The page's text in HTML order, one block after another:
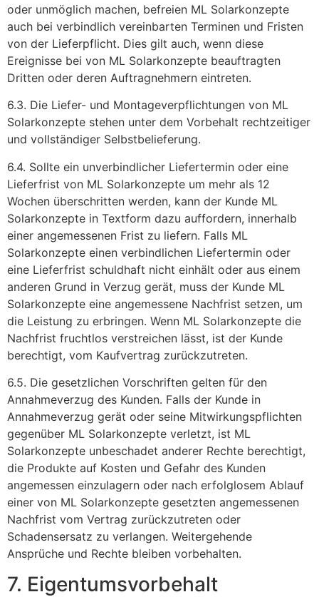
oder unmöglich machen, befreien ML Solarkonzepte
auch bei verbindlich vereinbarten Terminen und Fristen
von der Lieferpflicht. Dies gilt auch, wenn diese
Ereignisse bei von ML Solarkonzepte beauftragten
Dritten oder deren Auftragnehmern eintreten.
6.3. Die Liefer- und Montageverpflichtungen von ML
Solarkonzepte stehen unter dem Vorbehalt rechtzeitiger
und vollständiger Selbstbelieferung.
6.4. Sollte ein unverbindlicher Liefertermin oder eine
Lieferfrist von ML Solarkonzepte um mehr als 12
Wochen überschritten werden, kann der Kunde ML
Solarkonzepte in Textform dazu auffordern, innerhalb
einer angemessenen Frist zu liefern. Falls ML
Solarkonzepte einen verbindlichen Liefertermin oder
eine Lieferfrist schuldhaft nicht einhält oder aus einem
anderen Grund in Verzug gerät, muss der Kunde ML
Solarkonzepte eine angemessene Nachfrist setzen, um
die Leistung zu erbringen. Wenn ML Solarkonzepte die
Nachfrist fruchtlos verstreichen lässt, ist der Kunde
berechtigt, vom Kaufvertrag zurückzutreten.
6.5. Die gesetzlichen Vorschriften gelten für den
Annahmeverzug des Kunden. Falls der Kunde in
Annahmeverzug gerät oder seine Mitwirkungspflichten
gegenüber ML Solarkonzepte verletzt, ist ML
Solarkonzepte unbeschadet anderer Rechte berechtigt,
die Produkte auf Kosten und Gefahr des Kunden
angemessen einzulagern oder nach erfolglosem Ablauf
einer von ML Solarkonzepte gesetzten angemessenen
Nachfrist vom Vertrag zurückzutreten oder
Schadensersatz zu verlangen. Weitergehende
Ansprüche und Rechte bleiben vorbehalten.
7. Eigentumsvorbehalt